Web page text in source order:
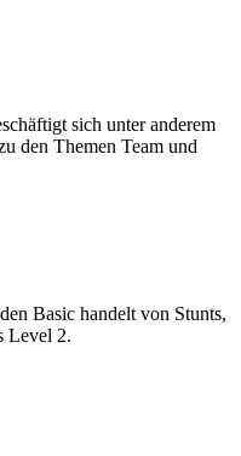
sich unter anderem
den Themen Team und
Basic handelt von Stunts,
Level 2.